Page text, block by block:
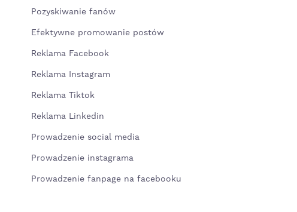
Pozyskiwanie fanów
Efektywne promowanie postów
Reklama Facebook
Reklama Instagram
Reklama Tiktok
Reklama Linkedin
Prowadzenie social media
Prowadzenie instagrama
Prowadzenie fanpage na facebooku